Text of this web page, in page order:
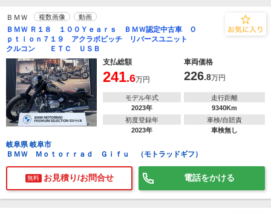
ＢＭＷ 複数画像 動画
ＢＭＷ Ｒ１８ １００Ｙｅａｒｓ ＢＭＷ認定中古車 Ｏ
ｐｔｉｏｎ７１９ アクラボビッチ リバースユニット
クルコン ＥＴＣ ＵＳＢ
支払総額
車両価格
241.6万円 226.8万円
モデル年式
2023年
走行距離
9340Km
初度登録年
2023年
車検/自賠責
車検無し
岐阜県 岐阜市
ＢＭＷ Ｍｏｔｏｒｒａｄ Ｇｉｆｕ （モトラッドギフ）
無料 お見積り/お問合せ 電話をかける